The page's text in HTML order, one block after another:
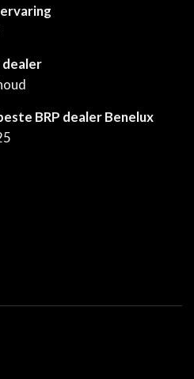
dealer
BRP dealer Benelux